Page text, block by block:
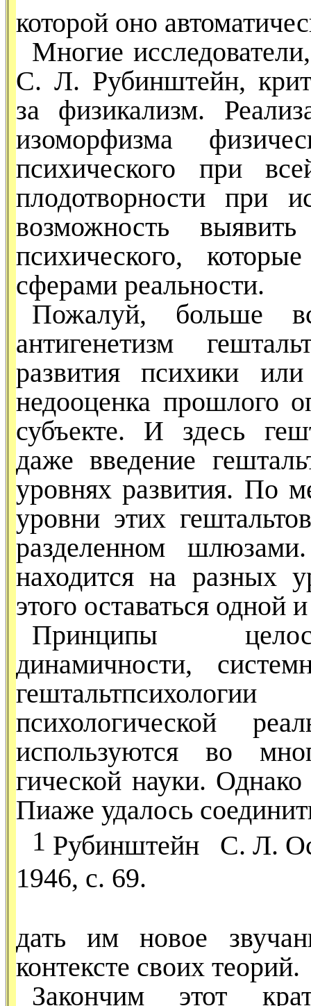
которой оно
Многие
С. Л. Рубинштейн,
за физикализм.
изомор­физма
психического при
плодотворности при
возможность
психического,
сферами реальности.
Пожалуй, больше
антиге­нетизм
развития пси­хики
недооценка прошло­го
субъекте. И здесь
даже введение
уровнях развития. По
уровни этих
разделенном
находится на разных
этого оставаться одной
Принципы
динамичности,
психологической
используются во
гической науки.
Пиаже удалось
1 Рубинштейн С. Л.
1946, c. 69.
дать им новое
контексте своих теорий.
Закончим этот